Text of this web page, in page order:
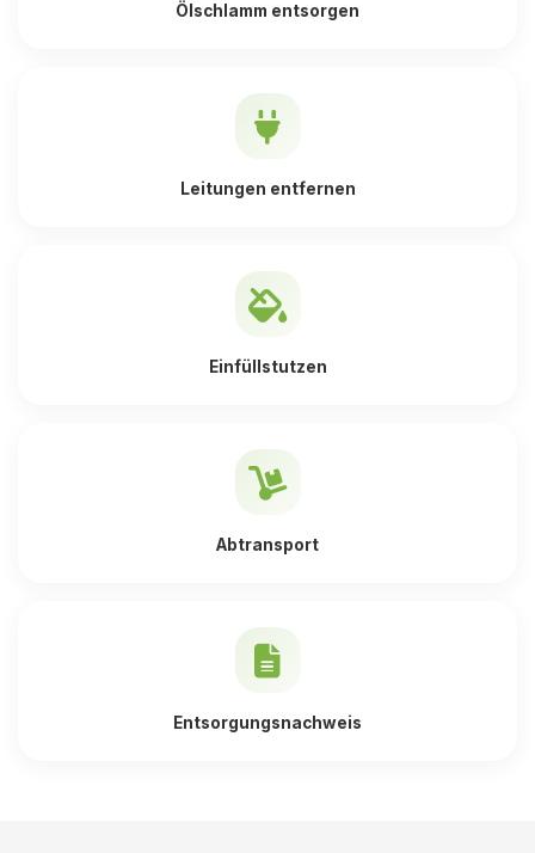
Ölschlamm entsorgen
Leitungen entfernen
Einfüllstutzen
Abtransport
Entsorgungsnachweis